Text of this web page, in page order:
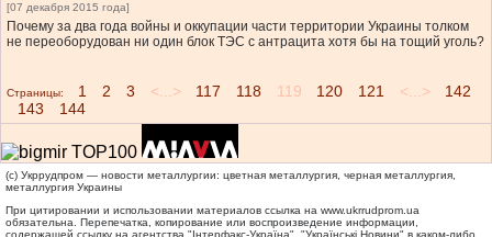
[07 декабря 2015 года]
Почему за два года войны и оккупации части территории Украины толком
не переоборудован ни один блок ТЭС с антрацита хотя бы на тощий уголь?
Страницы: 1 2 3 <...> 117 118 119 120 121 <...>
142
143
144
(c) Укррудпром — новости металлургии: цветная металлургия, черная металлургия,
металлургия Украины
При цитировании и использовании материалов ссылка на www.ukrrudprom.ua
обязательна. Перепечатка, копирование или воспроизведение информации,